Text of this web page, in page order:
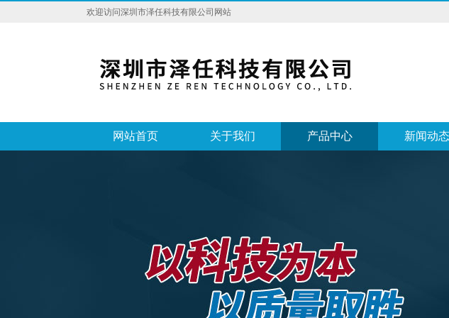
欢迎访问深圳市泽任科技有限公司网站
网站首页 关于我们 产品中心 新闻动态